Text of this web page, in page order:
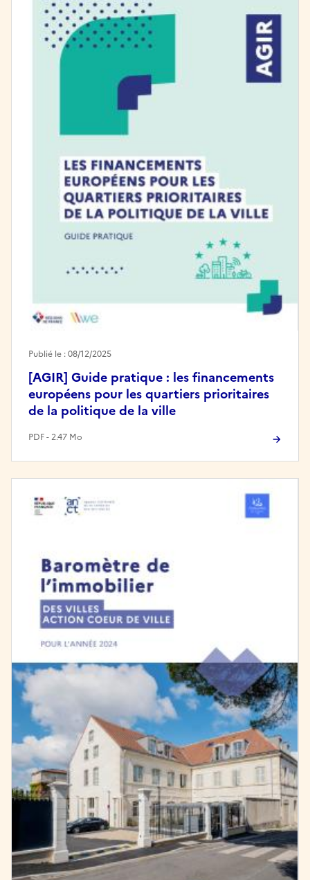
[AGIR] Guide pratique : les financements
européens pour les quartiers prioritaires
de la politique de la ville
Publié le : 08/12/2025
PDF - 2.47 Mo